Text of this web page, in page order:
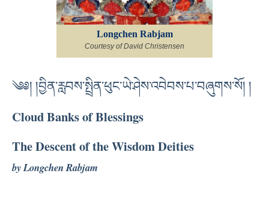
Longchen Rabjam
Courtesy of David Christensen
༄༅། །བྱིན་རླབས་སྤྲིན་ཕུང་ཡེ་ཤེས་འབེབས་པ་བཞུགས་སོ། །
Cloud Banks of Blessings
The Descent of the Wisdom Deities
by Longchen Rabjam